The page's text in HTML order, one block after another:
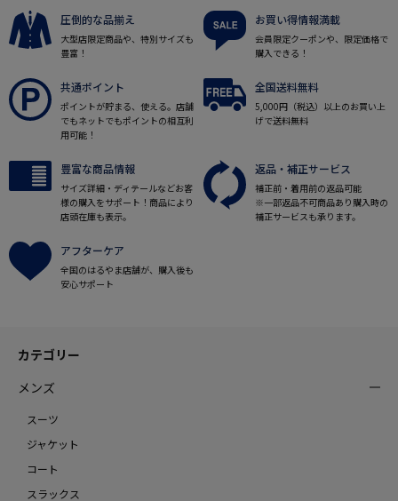
圧倒的な品揃え
大型店限定商品や、特別サイズも
豊富！
お買い得情報満載
会員限定クーポンや、限定価格で
購入できる！
共通ポイント
ポイントが貯まる、使える。店舗
でもネットでもポイントの相互利
用可能！
全国送料無料
5,000円（税込）以上のお買い上
げで送料無料
豊富な商品情報
サイズ詳細・ディテールなどお客
様の購入をサポート！商品により
店頭在庫も表示。
返品・補正サービス
補正前・着用前の返品可能
※一部返品不可商品あり購入時の
補正サービスも承ります。
アフターケア
全国のはるやま店舗が、購入後も
安心サポート
カテゴリー
メンズ
スーツ
ジャケット
コート
スラックス